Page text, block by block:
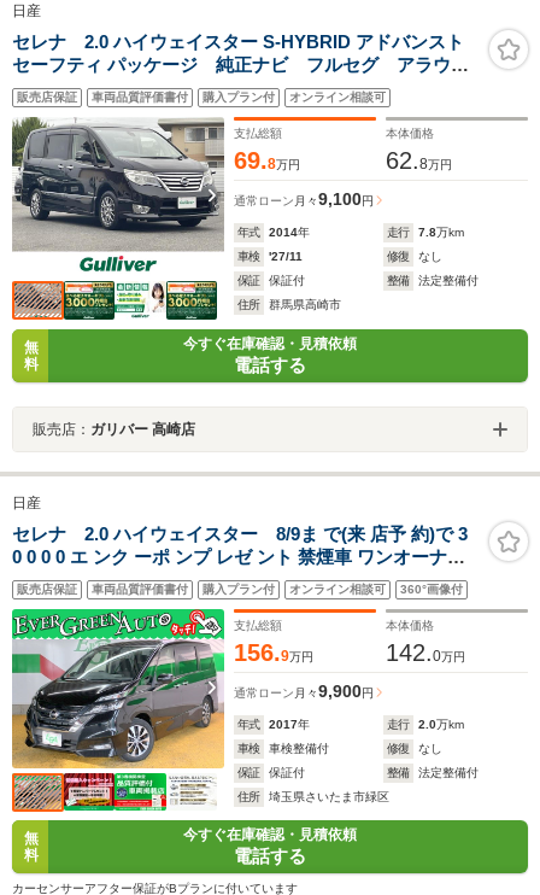
日産
セレナ 2.0 ハイウェイスター S-HYBRID アドバンスト
セーフティ パッケージ 純正ナビ フルセグ アラウン
ドビュモニター 両側パワースライドドア HIDヘッドラ
イト クルーズコントロール
販売店保証 車両品質評価書付 購入プラン付 オンライン相談可
支払総額
69.8万円
本体価格
62.8万円
通常ローン 月々9,100円
年式 2014年 走行 7.8万km
車検
'27/11 修復
なし
保証
保証付 整備
法定整備付
住所
群馬県高崎市
無
料
今すぐ在庫確認・見積依頼
電話する
販売店： ガリバー 高崎店
日産
セレナ 2.0 ハイウェイスター 8/9ま で(来 店予 約)で 3
0 0 0 0 エ ンク ーポ ンプ レゼ ント 禁煙車 ワンオーナー
純正メモリナビ 両側自動 Bluetooth エマージェンシーブ
レーキ レーンキープ バックカメラ ETC インテリキー プ
ッシュスタート
販売店保証 車両品質評価書付 購入プラン付 オンライン相談可 360°画像付
支払総額
156.9万円
本体価格
142.0万円
通常ローン 月々9,900円
年式 2017年 走行 2.0万km
車検
車検整備付 修復
なし
保証
保証付 整備
法定整備付
住所
埼玉県さいたま市緑区
無
料
今すぐ在庫確認・見積依頼
電話する
カーセンサーアフター保証がBプランに付いています